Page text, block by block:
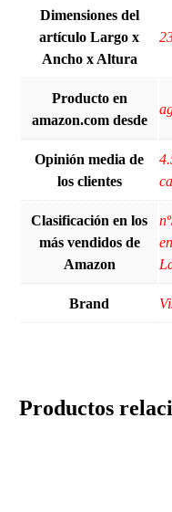
Dimensiones del
artículo Largo x
Ancho x Altura
Producto en
amazon.com desde
Opinión media de
los clientes
Clasificación en los
más vendidos de
Amazon
Brand
Productos